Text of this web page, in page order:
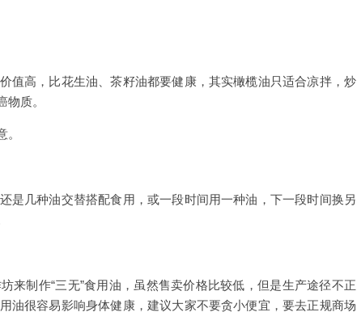
值高，比花生油、茶籽油都要健康，其实橄榄油只适合凉拌，炒
质。
是几种油交替搭配食用，或一段时间用一种油，下一段时间换另
来制作“三无”食用油，虽然售卖价格比较低，但是生产途径不正
油很容易影响身体健康，建议大家不要贪小便宜，要去正规商场